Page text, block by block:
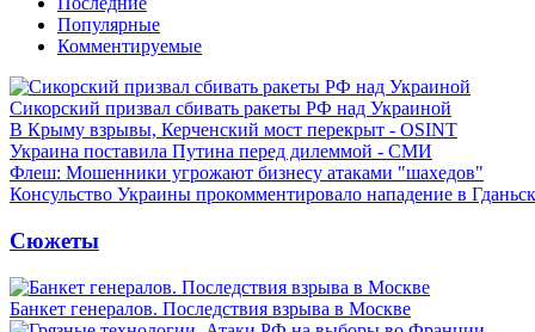
Популярные
Комментируемые
Сикорский призвал сбивать ракеты РФ над Украиной
В Крыму взрывы, Керченский мост перекрыт - OSINT
Украина поставила Путина перед дилеммой - СМИ
Флеш: Мошенники угрожают бизнесу атаками "шахедов"
Консульство Украины прокомментировало нападение в
Сюжеты
Банкет генералов. Последствия взрыва в Москве